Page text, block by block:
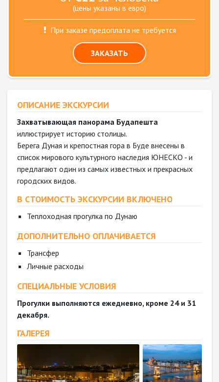
(цены указаны в евро)
При заказе предоплата не требуется
ЗАКАЗАТЬ
ОПИСАНИЕ ЭКСКУРСИИ
Захватывающая панорама Будапешта
иллюстрирует историю столицы.
Берега Дуная и крепостная гора в Буде внесены в
список мирового культурного наследия ЮНЕСКО - и
предлагают один из самых известных и прекрасных
городских видов.
В СТОИМОСТЬ ЭКСКУРСИИ ВКЛЮЧЕНО
Теплоходная прогулка по Дунаю
ДОПОЛНИТЕЛЬНО ОПЛАЧИВАЕТСЯ
Трансфер
Личные расходы
СПЕЦИАЛЬНЫЕ УСЛОВИЯ
Прогулки выполняются ежедневно, кроме 24 и 31
декабря.
ГАЛЕРЕЯ